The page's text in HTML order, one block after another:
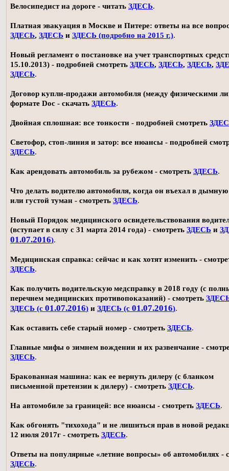
Велосипедист на дороге - читать ЗДЕСЬ.
Платная эвакуация в Москве и Питере: ответы на все
ЗДЕСЬ, ЗДЕСЬ и ЗДЕСЬ (подробно на 2015 г.).
Новый регламент о постановке на учет транспортных
15.10.2013) - подробней смотреть ЗДЕСЬ, ЗДЕСЬ, ЗДЕСЬ,
ЗДЕСЬ.
Договор купли-продажи автомобиля (между физическими
формате Doc - скачать ЗДЕСЬ.
Двойная сплошная: все тонкости - подробней смотреть
Светофор, стоп-линия и затор: все нюансы - подробней
ЗДЕСЬ.
Как арендовать автомобиль за рубежом - смотреть ЗДЕСЬ.
Что делать водителю автомобиля, когда он въехал в дымную
или густой туман - смотреть ЗДЕСЬ.
Новый Порядок медицинского освидетельствования
(вступает в силу с 31 марта 2014 года) - смотреть ЗДЕСЬ и
01.07.2016).
Медицинская справка: сейчас и как хотят изменить -
ЗДЕСЬ.
Как получить водительскую медсправку в 2018 году (с
перечнем медицинских противопоказаний) - смотреть
ЗДЕСЬ (с 01.07.2016) и ЗДЕСЬ (с 01.07.2016).
Как оставить себе старый номер - смотреть ЗДЕСЬ.
Главные мифы о зимнем вождении и их развенчание -
ЗДЕСЬ.
Бракованная машина: как ее вернуть дилеру (с бланком
письменной претензии к дилеру) - смотреть ЗДЕСЬ.
На автомобиле за границей: все нюансы - смотреть ЗДЕСЬ.
Как обгонять "тихохода" и не лишиться прав в новой
12 июля 2017г - смотреть ЗДЕСЬ.
Ответы на популярные «летние вопросы» об автомобилях -
ЗДЕСЬ.